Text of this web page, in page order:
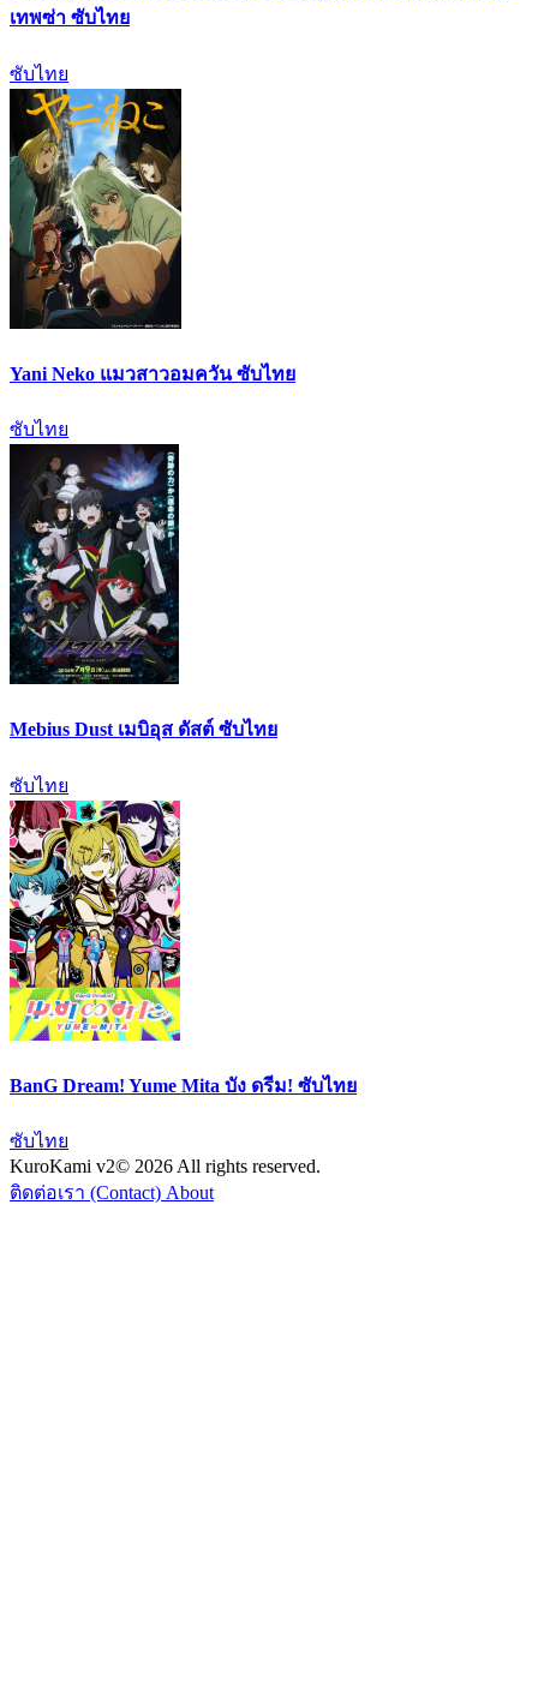
เทพซ่า ซับไทย
ซับไทย
Yani Neko แมวสาวอมควัน ซับไทย
ซับไทย
Mebius Dust เมบิอุส ดัสต์ ซับไทย
ซับไทย
BanG Dream! Yume Mita บัง ดรีม! ซับไทย
ซับไทย
KuroKami v2© 2026 All rights reserved.
ติดต่อเรา (Contact) About